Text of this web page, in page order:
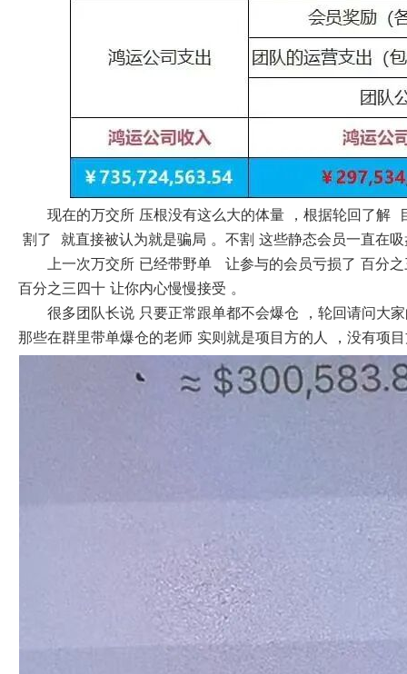
现在的万交所 压根没有这么大的体量 ，根据轮回了解
割了 就直接被认为就是骗局 。不割 这些静态会员一直在
上一次万交所 已经带野单 让参与的会员亏损了 百分
百分之三四十 让你内心慢慢接受 。
很多团队长说 只要正常跟单都不会爆仓 ，轮回请问大
那些在群里带单爆仓的老师 实则就是项目方的人 ，没有项